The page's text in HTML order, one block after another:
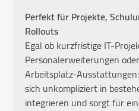
Perfekt für Projekte,
Rollouts
Egal ob kurzfristige IT-
Personalerweiterungen
Arbeitsplatz-
sich unkompliziert in
integrieren und sorgt für